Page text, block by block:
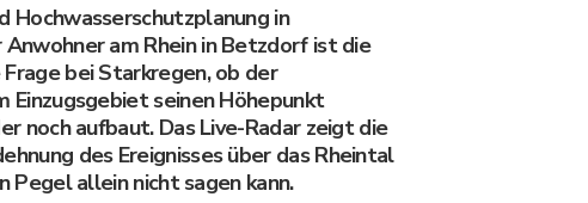
Hochwasserschutzplanung in
am Rhein in Betzdorf ist die
bei Starkregen, ob der
Einzugsgebiet seinen Höhepunkt
noch aufbaut. Das Live-Radar zeigt die
des Ereignisses über das Rheintal
Pegel allein nicht sagen kann.